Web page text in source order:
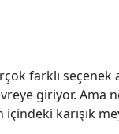
farklı seçenek
giriyor. Ama
karışık